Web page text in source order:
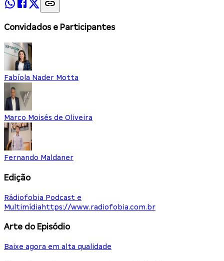
Convidados e Participantes
Fabíola Nader Motta
Marco Moisés de Oliveira
Fernando Maldaner
Edição
Rádiofobia Podcast e
Multimídia https://www.radiofobia.com.br
Arte do Episódio
Baixe agora em alta qualidade